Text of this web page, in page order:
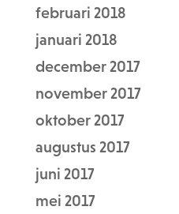
februari 2018
januari 2018
december 2017
november 2017
oktober 2017
augustus 2017
juni 2017
mei 2017